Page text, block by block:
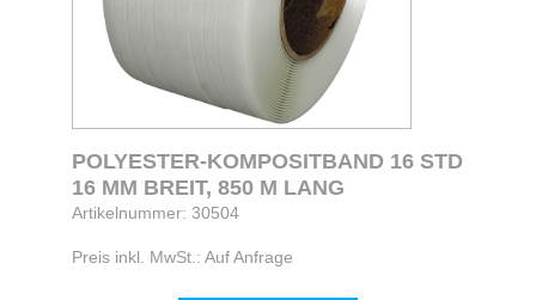
POLYESTER-KOMPOSITBAND 16 STD
16 MM BREIT, 850 M LANG
Artikelnummer: 30504
Preis inkl. MwSt.: Auf Anfrage